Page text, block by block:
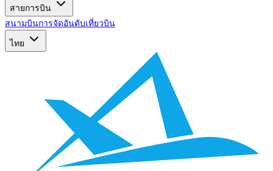
สายการบิน
สนามบินการจัดอันดับเที่ยวบิน
ไทย